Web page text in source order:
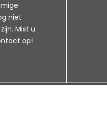
niet
Mist u
op!